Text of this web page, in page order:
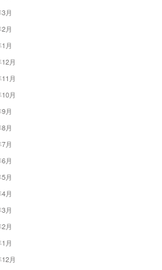
月
月
月
月
月
月
月
月
月
月
月
月
月
月
月
月